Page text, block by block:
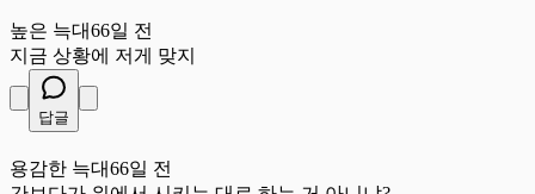
높은 늑대66일 전
지금 상황에 저게 맞지
답글
용감한 늑대66일 전